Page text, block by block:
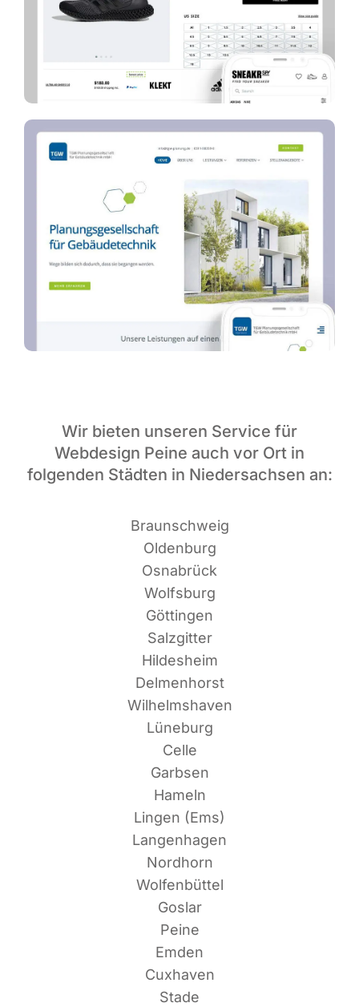
Wir bieten unseren Service für
Webdesign Peine auch vor Ort in
folgenden Städten in Niedersachsen an:
Braun­schweig
Oldenburg
Osnabrück
Wolfsburg
Göttingen
Salzgitter
Hildesheim
Delmenhorst
Wilhelmshaven
Lüneburg
Celle
Garbsen
Hameln
Lin­gen (Ems)
Langenhagen
Nordhorn
Wolfenbüttel
Goslar
Peine
Emden
Cuxhaven
Stade